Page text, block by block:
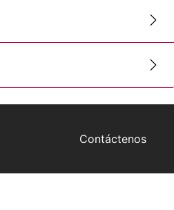
Contáctenos